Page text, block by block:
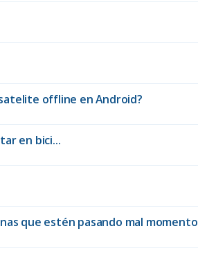
offline en Android?
en bici...
que estén pasando mal momento